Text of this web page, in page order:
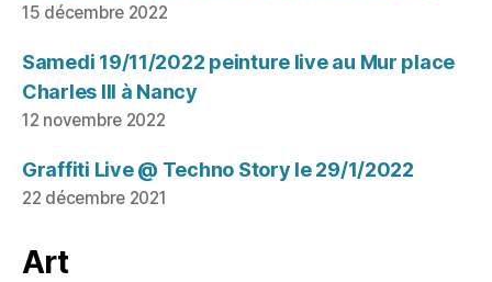
15 décembre 2022
Samedi 19/11/2022 peinture live au Mur place
Charles III à Nancy
12 novembre 2022
Graffiti Live @ Techno Story le 29/1/2022
22 décembre 2021
Art